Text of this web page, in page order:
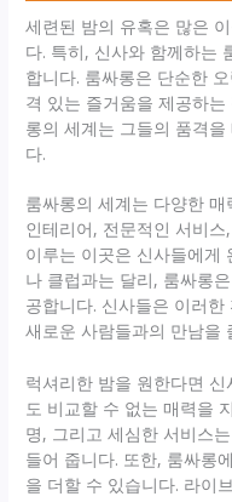
세련된 밤의 유혹은 많은
다. 특히, 신사와 함께하는
합니다. 룸싸롱은 단순한
격 있는 즐거움을 제공하
롱의 세계는 그들의 품격
다.
룸싸롱의 세계는 다양한
인테리어, 전문적인 서비
이루는 이곳은 신사들에게
나 클럽과는 달리, 룸싸롱
공합니다. 신사들은 이러
새로운 사람들과의 만남을
럭셔리한 밤을 원한다면
도 비교할 수 없는 매력을
명, 그리고 세심한 서비스
들어 줍니다. 또한, 룸싸롱
을 더할 수 있습니다. 라이